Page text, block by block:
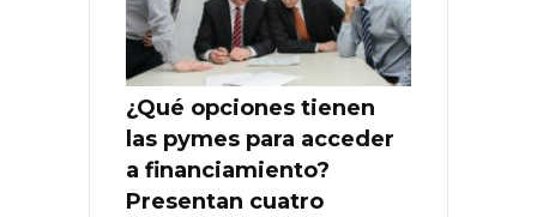
¿Qué opciones tienen
las pymes para acceder
a financiamiento?
Presentan cuatro